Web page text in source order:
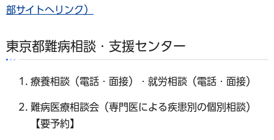
部サイトへリンク）
東京都難病相談・支援センター
療養相談（電話・面接）・就労相談（電話・面接）
難病医療相談会（専門医による疾患別の個別相談）
【要予約】